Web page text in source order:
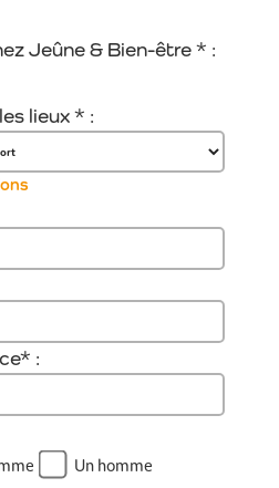
Jeûne & Bien-être * :
lieux * :
:
Un homme